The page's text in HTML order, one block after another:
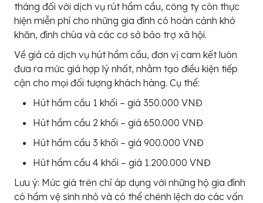
tháng đối với dịch vụ rút hầm cầu, công ty còn thực
hiện miễn phí cho những gia đình có hoàn cảnh khó
khăn, đình chùa và các cơ sở bảo trợ xã hội.
Về giá cả dịch vụ hút hầm cầu, đơn vị cam kết luôn
đưa ra mức giá hợp lý nhất, nhằm tạo điều kiện tiếp
cận cho mọi đối tượng khách hàng. Cụ thể:
Hút hầm cầu 1 khối – giá 350.000 VNĐ
Hút hầm cầu 2 khối – giá 650.000 VNĐ
Hút hầm cầu 3 khối – giá 900.000 VNĐ
Hút hầm cầu 4 khối – giá 1.200.000 VNĐ
Lưu ý: Mức giá trên chỉ áp dụng với những hộ gia đình
có hầm vệ sinh nhỏ và có thể chênh lệch do các vấn